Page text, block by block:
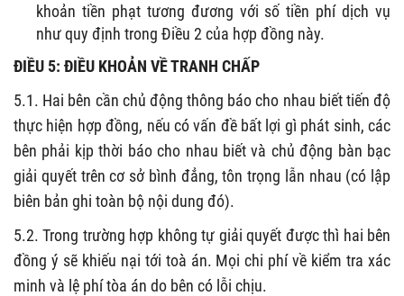
khoản tiền phạt tương đương với số tiền phí dịch vụ
như quy định trong Điều 2 của hợp đồng này.
ĐIỀU 5: ĐIỀU KHOẢN VỀ TRANH CHẤP
5.1. Hai bên cần chủ động thông báo cho nhau biết tiến độ
thực hiện hợp đồng, nếu có vấn đề bất lợi gì phát sinh, các
bên phải kịp thời báo cho nhau biết và chủ động bàn bạc
giải quyết trên cơ sở bình đẳng, tôn trọng lẫn nhau (có lập
biên bản ghi toàn bộ nội dung đó).
5.2. Trong trường hợp không tự giải quyết được thì hai bên
đồng ý sẽ khiếu nại tới toà án. Mọi chi phí về kiểm tra xác
minh và lệ phí tòa án do bên có lỗi chịu.